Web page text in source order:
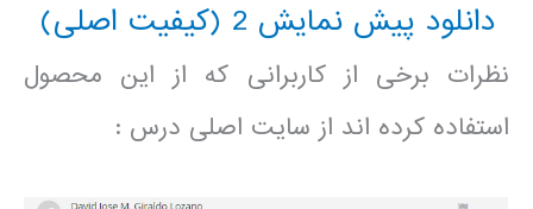
دانلود پیش نمایش 2 (کیفیت اصلی)
نظرات برخی از کاربرانی که از این محصول
استفاده کرده اند از سایت اصلی درس :